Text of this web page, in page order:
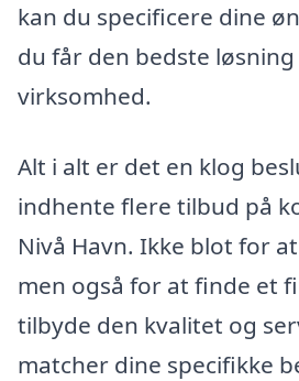
kan du specificere dine
du får den bedste
virksomhed.
Alt i alt er det en klog
indhente flere tilbud på
Nivå Havn. Ikke blot for
men også for at finde et
tilbyde den kvalitet og
matcher dine specifikke